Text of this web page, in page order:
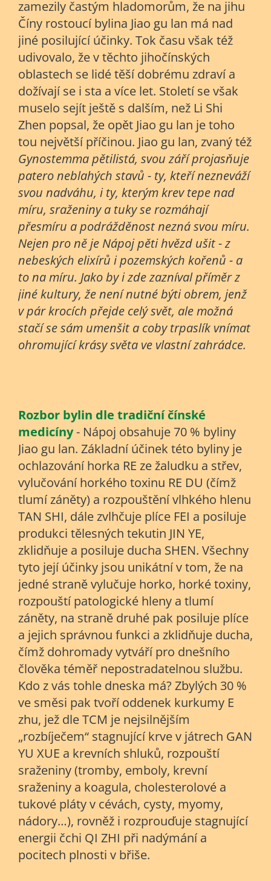
zamezily častým hladomorům, že na jihu
Číny rostoucí bylina Jiao gu lan má nad
jiné posilující účinky. Tok času však též
udivovalo, že v těchto jihočínských
oblastech se lidé těší dobrému zdraví a
dožívají se i sta a více let. Století se však
muselo sejít ještě s dalším, než Li Shi
Zhen popsal, že opět Jiao gu lan je toho
tou největší příčinou. Jiao gu lan, zvaný též
Gynostemma pětilistá, svou září projasňuje
patero neblahých stavů - ty, kteří nezneváží
svou nadváhu, i ty, kterým krev tepe nad
míru, sraženiny a tuky se rozmáhají
přesmíru a podrážděnost nezná svou míru.
Nejen pro ně je Nápoj pěti hvězd ušit - z
nebeských elixírů i pozemských kořenů - a
to na míru. Jako by i zde zazníval příměr z
jiné kultury, že není nutné býti obrem, jenž
v pár krocích přejde celý svět, ale možná
stačí se sám umenšit a coby trpaslík vnímat
ohromující krásy světa ve vlastní zahrádce.
Rozbor bylin dle tradiční čínské
medicíny- Nápoj obsahuje 70 % byliny
Jiao gu lan. Základní účinek této byliny je
ochlazování horka RE ze žaludku a střev,
vylučování horkého toxinu RE DU (čímž
tlumí záněty) a rozpouštění vlhkého hlenu
TAN SHI, dále zvlhčuje plíce FEI a posiluje
produkci tělesných tekutin JIN YE,
zklidňuje a posiluje ducha SHEN. Všechny
tyto její účinky jsou unikátní v tom, že na
jedné straně vylučuje horko, horké toxiny,
rozpouští patologické hleny a tlumí
záněty, na straně druhé pak posiluje plíce
a jejich správnou funkci a zklidňuje ducha,
čímž dohromady vytváří pro dnešního
člověka téměř nepostradatelnou službu.
Kdo z vás tohle dneska má? Zbylých 30 %
ve směsi pak tvoří oddenek kurkumy E
zhu, jež dle TCM je nejsilnějším
„rozbíječem“ stagnující krve v játrech GAN
YU XUE a krevních shluků, rozpouští
sraženiny (tromby, emboly, krevní
sraženiny a koagula, cholesterolové a
tukové pláty v cévách, cysty, myomy,
nádory…), rovněž i rozprouďuje stagnující
energii čchi QI ZHI při nadýmání a
pocitech plnosti v břiše.